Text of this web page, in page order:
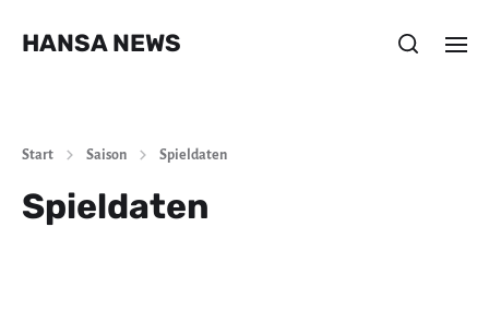
HANSA NEWS
Start Saison Spieldaten
Spieldaten